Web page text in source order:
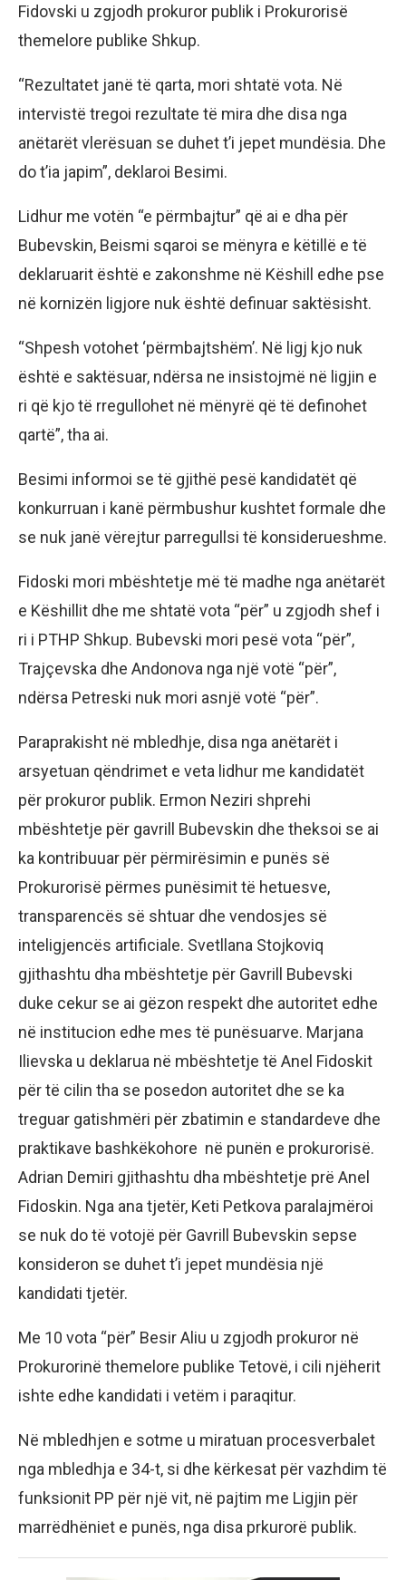
Fidovski u zgjodh prokuror publik i Prokurorisë
themelore publike Shkup.
“Rezultatet janë të qarta, mori shtatë vota. Në
intervistë tregoi rezultate të mira dhe disa nga
anëtarët vlerësuan se duhet t’i jepet mundësia. Dhe
do t’ia japim”, deklaroi Besimi.
Lidhur me votën “e përmbajtur” që ai e dha për
Bubevskin, Beismi sqaroi se mënyra e këtillë e të
deklaruarit është e zakonshme në Këshill edhe pse
në kornizën ligjore nuk është definuar saktësisht.
“Shpesh votohet ‘përmbajtshëm’. Në ligj kjo nuk
është e saktësuar, ndërsa ne insistojmë në ligjin e
ri që kjo të rregullohet në mënyrë që të definohet
qartë”, tha ai.
Besimi informoi se të gjithë pesë kandidatët që
konkurruan i kanë përmbushur kushtet formale dhe
se nuk janë vërejtur parregullsi të konsiderueshme.
Fidoski mori mbështetje më të madhe nga anëtarët
e Këshillit dhe me shtatë vota “për” u zgjodh shef i
ri i PTHP Shkup. Bubevski mori pesë vota “për”,
Trajçevska dhe Andonova nga një votë “për”,
ndërsa Petreski nuk mori asnjë votë “për”.
Paraprakisht në mbledhje, disa nga anëtarët i
arsyetuan qëndrimet e veta lidhur me kandidatët
për prokuror publik. Ermon Neziri shprehi
mbështetje për gavrill Bubevskin dhe theksoi se ai
ka kontribuuar për përmirësimin e punës së
Prokurorisë përmes punësimit të hetuesve,
transparencës së shtuar dhe vendosjes së
inteligjencës artificiale. Svetllana Stojkoviq
gjithashtu dha mbështetje për Gavrill Bubevski
duke cekur se ai gëzon respekt dhe autoritet edhe
në institucion edhe mes të punësuarve. Marjana
Ilievska u deklarua në mbështetje të Anel Fidoskit
për të cilin tha se posedon autoritet dhe se ka
treguar gatishmëri për zbatimin e standardeve dhe
praktikave bashkëkohore në punën e prokurorisë.
Adrian Demiri gjithashtu dha mbështetje prë Anel
Fidoskin. Nga ana tjetër, Keti Petkova paralajmëroi
se nuk do të votojë për Gavrill Bubevskin sepse
konsideron se duhet t’i jepet mundësia një
kandidati tjetër.
Me 10 vota “për” Besir Aliu u zgjodh prokuror në
Prokurorinë themelore publike Tetovë, i cili njëherit
ishte edhe kandidati i vetëm i paraqitur.
Në mbledhjen e sotme u miratuan procesverbalet
nga mbledhja e 34-t, si dhe kërkesat për vazhdim të
funksionit PP për një vit, në pajtim me Ligjin për
marrëdhëniet e punës, nga disa prkurorë publik.